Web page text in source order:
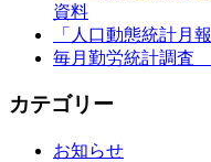
資料
「人口動態統計月
毎月勤労統計調査
カテゴリー
お知らせ